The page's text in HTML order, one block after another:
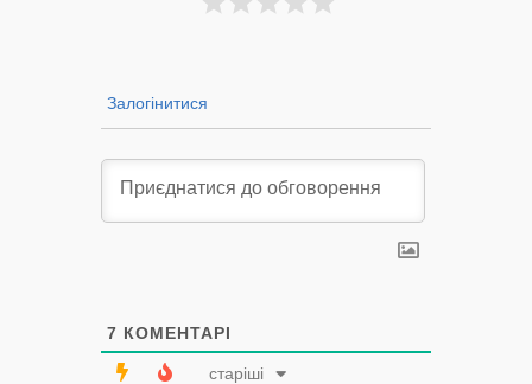
Залогінитися
7 КОМЕНТАРІ
старіші